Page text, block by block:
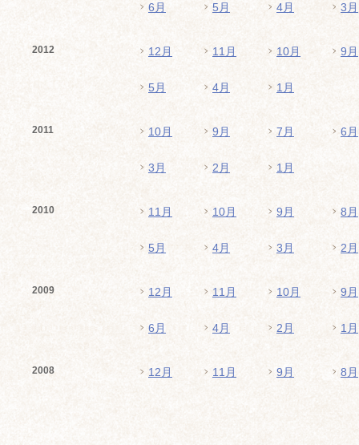
6月 5月 4月 3月
2012 12月 11月 10月 9月
5月 4月 1月
2011 10月 9月 7月 6月
3月 2月 1月
2010 11月 10月 9月 8月
5月 4月 3月 2月
2009 12月 11月 10月 9月
6月 4月 2月 1月
2008 12月 11月 9月 8月